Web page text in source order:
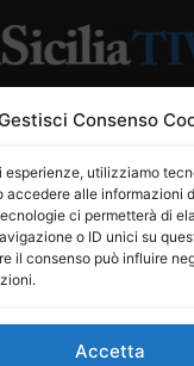
Consenso
esperienze, utilizziamo
accedere alle informazioni
ci permetterà di
o ID unici su
il consenso può influire
Accetta
ilSiciliaNews24
clic per accettare i
per questo servizio